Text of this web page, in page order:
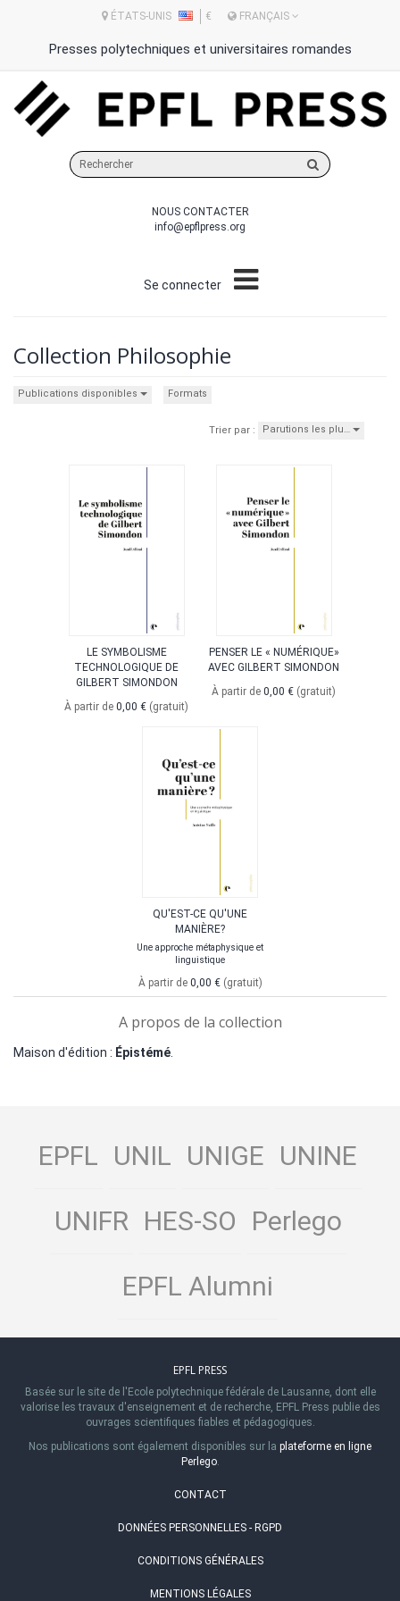
ÉTATS-UNIS € FRANÇAIS
Presses polytechniques et universitaires romandes
sur
site
NOUS CONTACTER
info@epflpress.org
Se connecter
Collection Philosophie
Publications disponibles Formats
Trier par : Parutions les plu…
LE SYMBOLISME
TECHNOLOGIQUE DE
GILBERT SIMONDON
À partir de 0,00 € (gratuit)
PENSER LE « NUMÉRIQUE»
AVEC GILBERT SIMONDON
À partir de 0,00 € (gratuit)
QU'EST-CE QU'UNE
MANIÈRE?
Une approche métaphysique et
linguistique
À partir de 0,00 € (gratuit)
A propos de la collection
Maison d'édition : Épistémé
EPFL UNIL UNIGE UNINE
UNIFR HES-SO Perlego
EPFL Alumni
EPFL PRESS
Basée sur le site de l'Ecole polytechnique fédérale de Lausanne, dont elle
valorise les travaux d'enseignement et de recherche, EPFL Press publie des
ouvrages scientifiques fiables et pédagogiques.
Nos publications sont également disponibles sur la plateforme en ligne
Perlego.
CONTACT
DONNÉES PERSONNELLES - RGPD
CONDITIONS GÉNÉRALES
MENTIONS LÉGALES